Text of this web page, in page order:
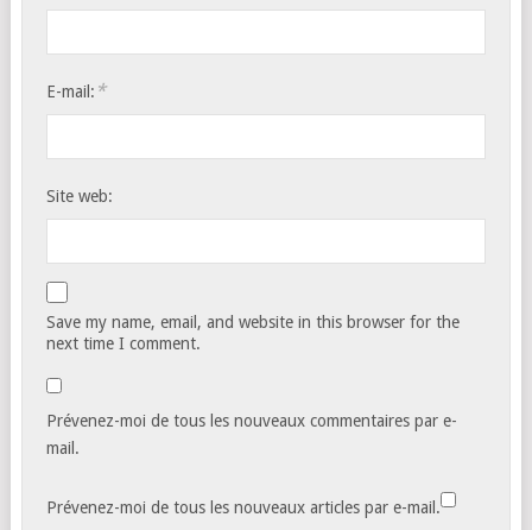
E-mail: *
Site web:
Save my name, email, and website in this browser for the
next time I comment.
Prévenez-moi de tous les nouveaux commentaires par e-
mail.
Prévenez-moi de tous les nouveaux articles par e-mail.